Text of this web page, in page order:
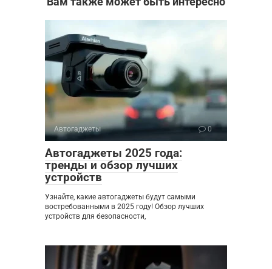
Автогаджеты 0
Автогаджеты 2025 года:
тренды и обзор лучших
устройств
Узнайте, какие автогаджеты будут самыми
востребованными в 2025 году! Обзор лучших
устройств для безопасности,